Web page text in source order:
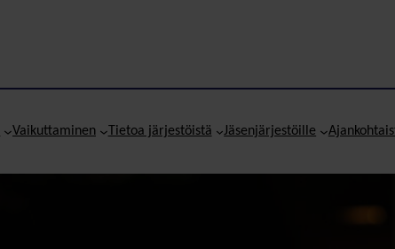
Vaikuttaminen Tietoa järjestöistä Jäsenjärjestöille